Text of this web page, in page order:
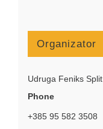
Organizator
Udruga Feniks Split
Phone
+385 95 582 3508